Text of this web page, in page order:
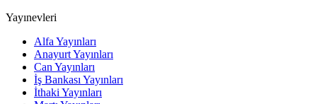
Yayınevleri
Alfa Yayınları
Anayurt Yayınları
Can Yayınları
İş Bankası Yayınları
İthaki Yayınları